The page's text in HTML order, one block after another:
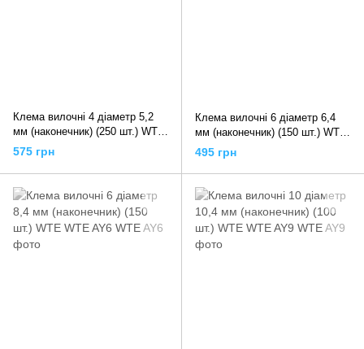
Клема вилочні 4 діаметр 5,2
мм (наконечник) (250 шт.) WTE
WTE AY4
575 грн
Клема вилочні 6 діаметр 6,4
мм (наконечник) (150 шт.) WTE
WTE AY5
495 грн